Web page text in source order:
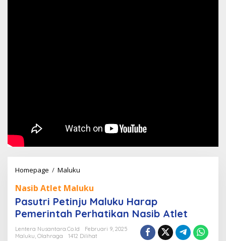
Homepage / Maluku
Maluku
Harap
Pemerintah
Perhatikan
Nasib
Nasib Atlet Maluku
Pasutri Petinju Maluku Harap
Pemerintah Perhatikan Nasib Atlet
Lentera Nusantara.Co.Id
Februari 9, 2025
Maluku Olahraga 1412 Dilihat